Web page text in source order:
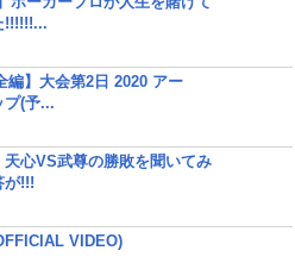
!!!!!!...
編】大会第2日 2020 アー
プ(予...
天心VS武尊の勝敗を聞いてみ
が!!!
VIDEO)